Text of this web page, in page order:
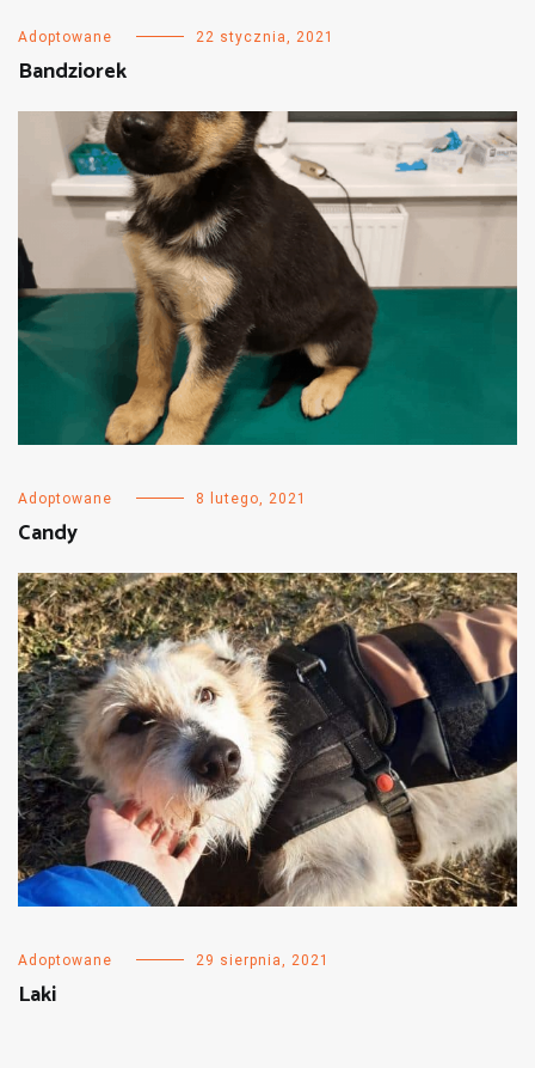
Adoptowane 22 stycznia, 2021
Bandziorek
Adoptowane 8 lutego, 2021
Candy
Adoptowane 29 sierpnia, 2021
Laki